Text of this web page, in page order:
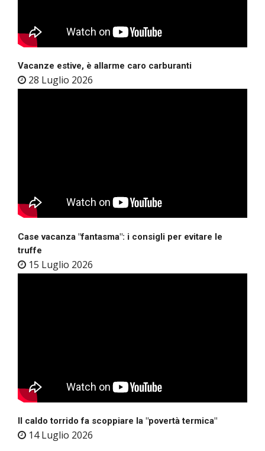
Vacanze estive, è allarme caro carburanti
28 Luglio 2026
Case vacanza "fantasma": i consigli per evitare le
truffe
15 Luglio 2026
Il caldo torrido fa scoppiare la "povertà termica"
14 Luglio 2026